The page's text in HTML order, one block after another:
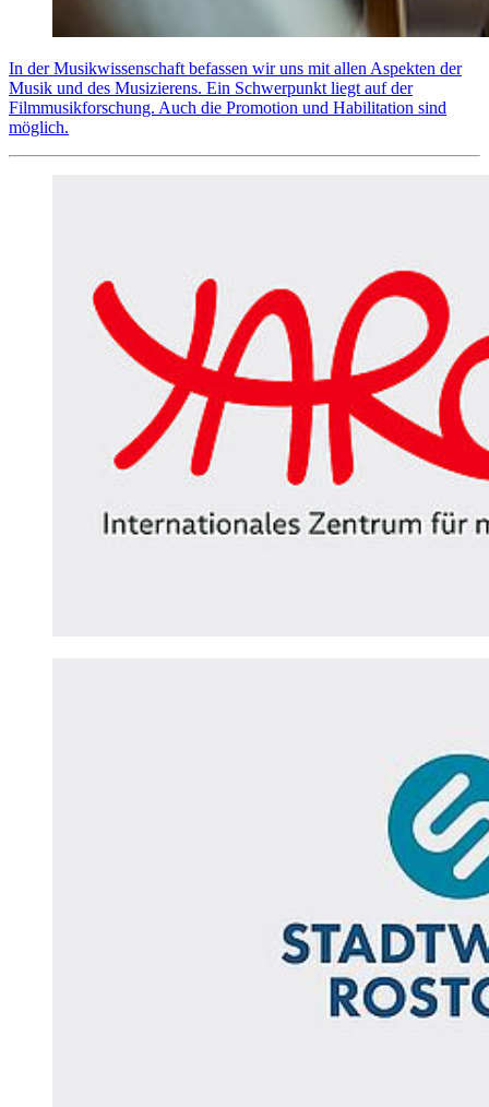
In der Musikwissenschaft befassen wir uns mit allen Aspekten der
Musik und des Musizierens. Ein Schwerpunkt liegt auf der
Filmmusikforschung. Auch die Promotion und Habilitation sind
möglich.